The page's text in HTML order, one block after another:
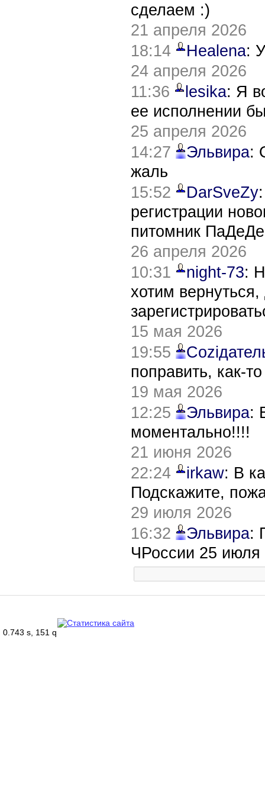
сделаем :)
21 апреля 2026
18:14
Healena:
24 апреля 2026
11:36
lesika: Я
ее исполнении
25 апреля 2026
14:27
Эльвира:
жаль
15:52
DarSveZy
регистрации
питомник
26 апреля 2026
10:31
night-73:
хотим
15 мая 2026
19:55
поправить, как-
19 мая 2026
12:25
Эльвира:
моментально!!!!
21 июня 2026
22:24
irkaw: В
Подскажите,
29 июля 2026
16:32
Эльвира:
ЧРоссии 25 июля
0.743 s, 151 q